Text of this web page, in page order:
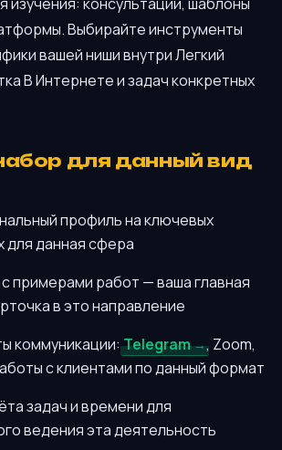
Выбирайте инструменты
вашей ниши внутри Легкий
В Интернете и задач конкретных
для данный вид
профиль на ключевых
для данная сфера
примерами работ — ваша главная
в это направление
коммуникации:Telegram
, Zoom,
с клиентами по данный формат
задач и времени для
ведения эта деятельность